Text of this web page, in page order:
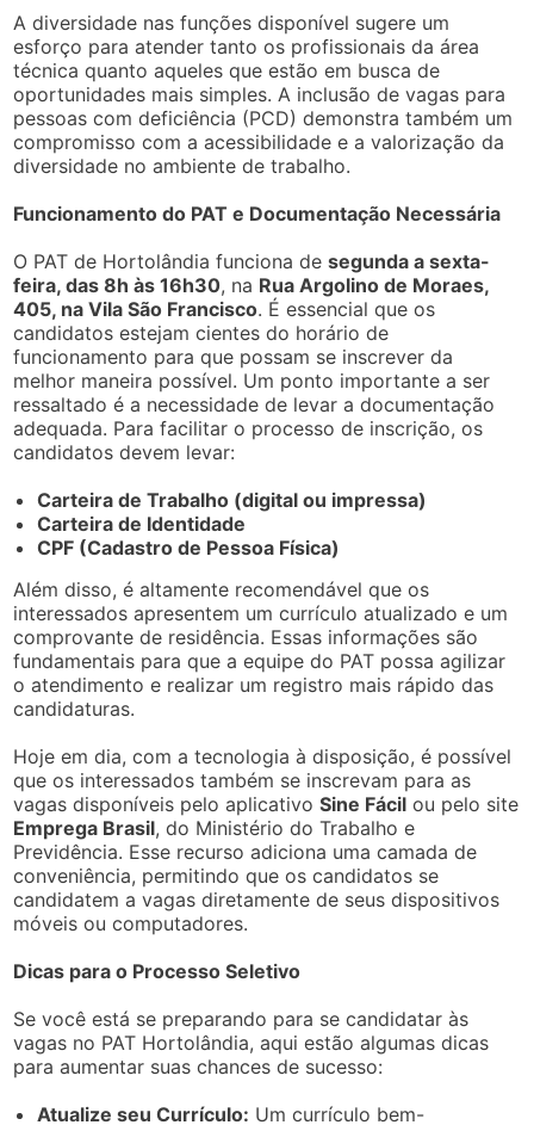
A diversidade nas funções disponível sugere um
esforço para atender tanto os profissionais da área
técnica quanto aqueles que estão em busca de
oportunidades mais simples. A inclusão de vagas para
pessoas com deficiência (PCD) demonstra também um
compromisso com a acessibilidade e a valorização da
diversidade no ambiente de trabalho.
Funcionamento do PAT e Documentação Necessária
O PAT de Hortolândia funciona desegunda a sexta-
feira, das 8h às 16h30, na Rua Argolino de Moraes,
405, na Vila São Francisco. É essencial que os
candidatos estejam cientes do horário de
funcionamento para que possam se inscrever da
melhor maneira possível. Um ponto importante a ser
ressaltado é a necessidade de levar a documentação
adequada. Para facilitar o processo de inscrição, os
candidatos devem levar:
Carteira de Trabalho (digital ou impressa)
Carteira de Identidade
CPF (Cadastro de Pessoa Física)
Além disso, é altamente recomendável que os
interessados apresentem um currículo atualizado e um
comprovante de residência. Essas informações são
fundamentais para que a equipe do PAT possa agilizar
o atendimento e realizar um registro mais rápido das
candidaturas.
Hoje em dia, com a tecnologia à disposição, é possível
que os interessados também se inscrevam para as
vagas disponíveis pelo aplicativoSine Fácil ou pelo site
Emprega Brasil, do Ministério do Trabalho e
Previdência. Esse recurso adiciona uma camada de
conveniência, permitindo que os candidatos se
candidatem a vagas diretamente de seus dispositivos
móveis ou computadores.
Dicas para o Processo Seletivo
Se você está se preparando para se candidatar às
vagas no PAT Hortolândia, aqui estão algumas dicas
para aumentar suas chances de sucesso:
Atualize seu Currículo: Um currículo bem-